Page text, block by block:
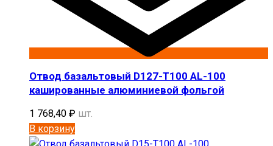
Отвод базальтовый D127-T100 AL-100
кашированные алюминиевой фольгой
1 768,40 ₽ шт.
В корзину